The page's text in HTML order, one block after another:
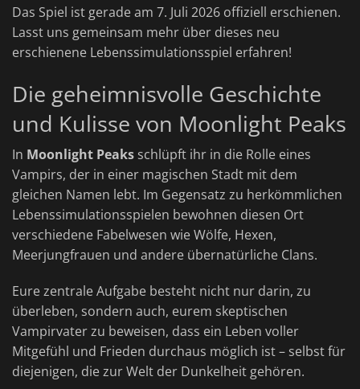
Das Spiel ist gerade am 7. Juli 2026 offiziell erschienen.
Lasst uns gemeinsam mehr über dieses neu
erschienene Lebenssimulationsspiel erfahren!
Die geheimnisvolle Geschichte
und Kulisse von Moonlight Peaks
In Moonlight Peaks schlüpft ihr in die Rolle eines
Vampirs, der in einer magischen Stadt mit dem
gleichen Namen lebt. Im Gegensatz zu herkömmlichen
Lebenssimulationsspielen bewohnen diesen Ort
verschiedene Fabelwesen wie Wölfe, Hexen,
Meerjungfrauen und andere übernatürliche Clans.
Eure zentrale Aufgabe besteht nicht nur darin, zu
überleben, sondern auch, eurem skeptischen
Vampirvater zu beweisen, dass ein Leben voller
Mitgefühl und Frieden durchaus möglich ist – selbst für
diejenigen, die zur Welt der Dunkelheit gehören.